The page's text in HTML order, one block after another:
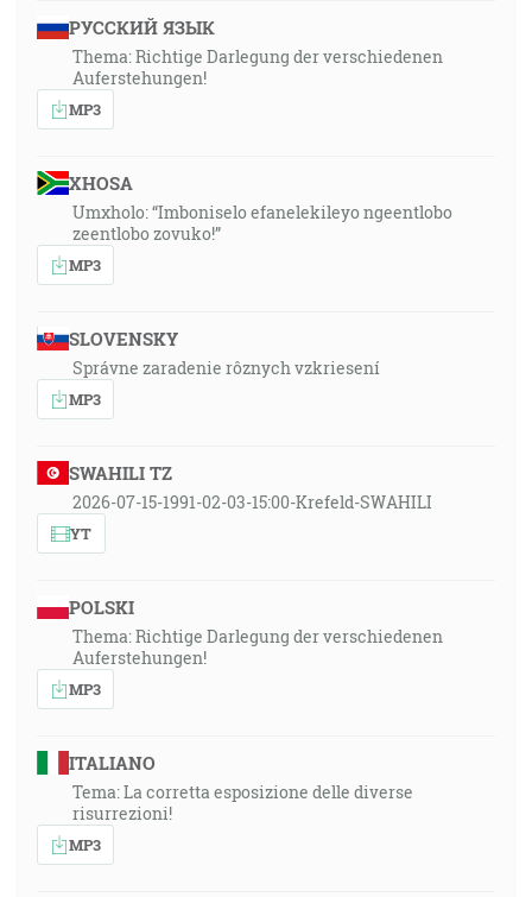
РУССКИЙ ЯЗЫК
Thema: Richtige Darlegung der verschiedenen
Auferstehungen!
MP3
XHOSA
Umxholo: “Imboniselo efanelekileyo ngeentlobo
zeentlobo zovuko!”
MP3
SLOVENSKY
Správne zaradenie rôznych vzkriesení
MP3
SWAHILI TZ
2026-07-15-1991-02-03-15:00-Krefeld-SWAHILI
YT
POLSKI
Thema: Richtige Darlegung der verschiedenen
Auferstehungen!
MP3
ITALIANO
Tema: La corretta esposizione delle diverse
risurrezioni!
MP3